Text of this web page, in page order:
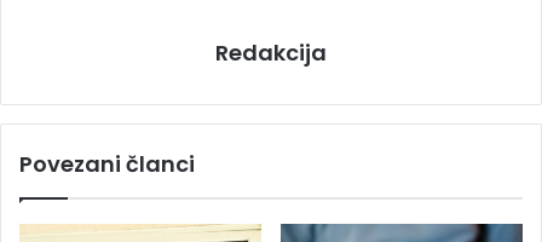
Redakcija
Povezani članci